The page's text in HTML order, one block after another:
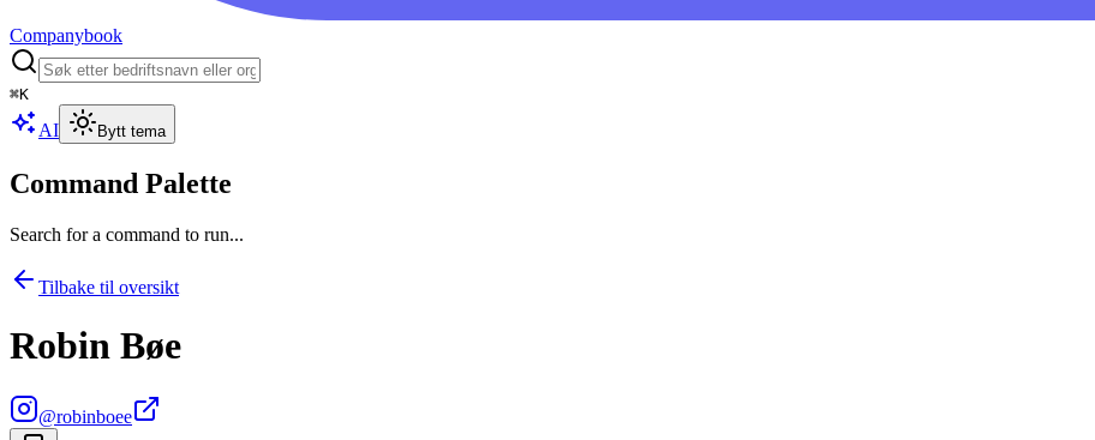
Companybook
⌘K
AI Bytt tema
Command Palette
Search for a command to run...
Tilbake til oversikt
Robin Bøe
@robinboee